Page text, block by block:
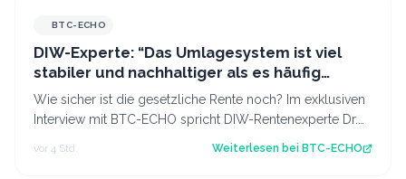
BTC-ECHO
DIW-Experte: “Das Umlagesystem ist viel
stabiler und nachhaltiger als es häufig
dargestellt wird”
Wie sicher ist die gesetzliche Rente noch? Im exklusiven
Interview mit BTC-ECHO spricht DIW-Rentenexperte Dr.
Johannes Geyer über die Zukunf…
vor 4 Std. Weiterlesen bei BTC-ECHO